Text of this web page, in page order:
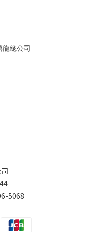
龍總公司
5068